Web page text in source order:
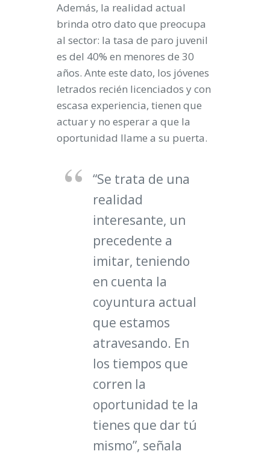
Además, la realidad actual
brinda otro dato que preocupa
al sector: la tasa de paro juvenil
es del 40% en menores de 30
años. Ante este dato, los jóvenes
letrados recién licenciados y con
escasa experiencia, tienen que
actuar y no esperar a que la
oportunidad llame a su puerta.
“Se trata de una
realidad
interesante, un
precedente a
imitar, teniendo
en cuenta la
coyuntura actual
que estamos
atravesando. En
los tiempos que
corren la
oportunidad te la
tienes que dar tú
mismo”, señala